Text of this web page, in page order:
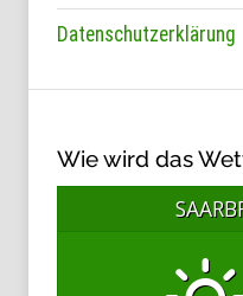
Datenschutzerklärung
Wie wird das